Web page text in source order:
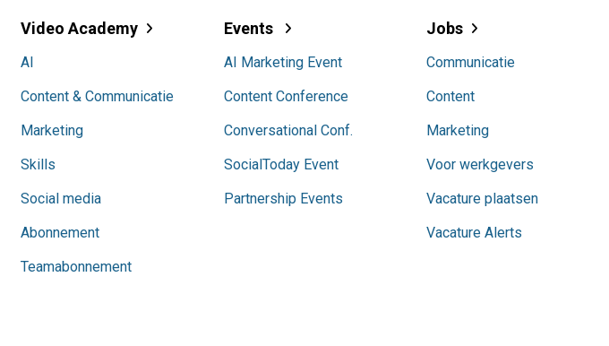
Video Academy
AI
Content & Communicatie
Marketing
Skills
Social media
Abonnement
Teamabonnement
Events
AI Marketing Event
Content Conference
Conversational Conf.
SocialToday Event
Partnership Events
Jobs
Communicatie
Content
Marketing
Voor werkgevers
Vacature plaatsen
Vacature Alerts